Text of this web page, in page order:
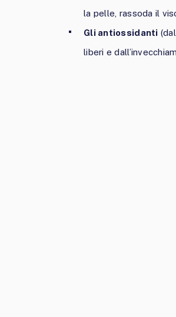
la pelle, rassoda il
Gli antiossidanti
liberi e